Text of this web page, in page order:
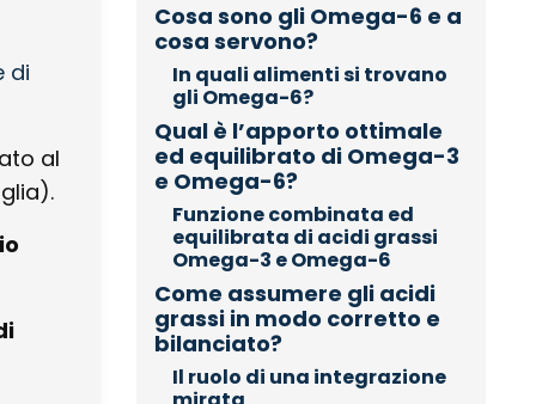
di
al
Cosa sono gli Omega-6 e a
cosa servono?
In quali alimenti si trovano
gli Omega-6?
Qual è l’apporto ottimale
ed equilibrato di Omega-3
e Omega-6?
Funzione combinata ed
equilibrata di acidi grassi
Omega-3 e Omega-6
Come assumere gli acidi
grassi in modo corretto e
bilanciato?
Il ruolo di una integrazione